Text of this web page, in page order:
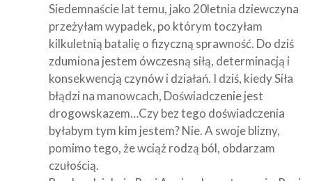
Siedemnaście lat temu, jako 20letnia dziewczyna
przeżyłam wypadek, po którym toczyłam
kilkuletnią batalię o fizyczną sprawność. Do dziś
zdumiona jestem ówczesną siłą, determinacją i
konsekwencją czynów i działań. I dziś, kiedy Siła
błądzi na manowcach, Doświadczenie jest
drogowskazem…Czy bez tego doświadczenia
byłabym tym kim jestem? Nie. A swoje blizny,
pomimo tego, że wciąż rodzą ból, obdarzam
czułością.